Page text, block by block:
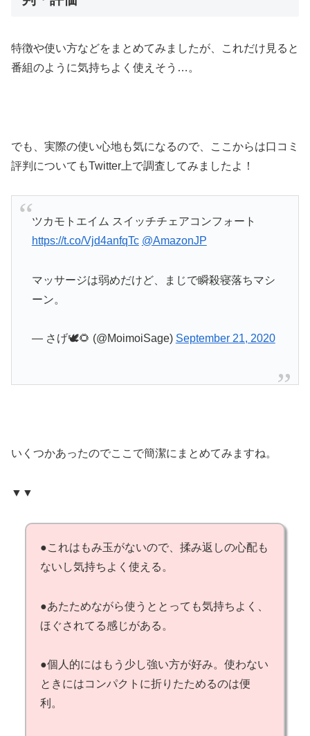
特徴や使い方などをまとめてみましたが、これだけ見ると
番組のように気持ちよく使えそう…。
でも、実際の使い心地も気になるので、ここからは口コミ
評判についてもTwitter上で調査してみましたよ！
ツカモトエイム スイッチチェアコンフォート
https://t.co/Vjd4anfqTc @AmazonJP
マッサージは弱めだけど、まじで瞬殺寝落ちマシ
ーン。
— さげ🕊🌻 (@MoimoiSage) September 21, 2020
いくつかあったのでここで簡潔にまとめてみますね。
▼▼
●これはもみ玉がないので、揉み返しの心配も
ないし気持ちよく使える。
●あたためながら使うととっても気持ちよく、
ほぐされてる感じがある。
●個人的にはもう少し強い方が好み。使わない
ときにはコンパクトに折りたためるのは便
利。